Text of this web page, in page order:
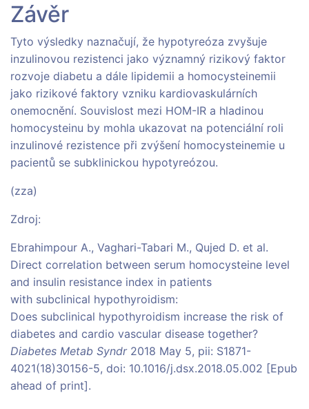
Závěr
Tyto výsledky naznačují, že hypotyreóza zvyšuje
inzulinovou rezistenci jako významný rizikový faktor
rozvoje diabetu a dále lipidemii a homocysteinemii
jako rizikové faktory vzniku kardiovaskulárních
onemocnění. Souvislost mezi HOM-IR a hladinou
homocysteinu by mohla ukazovat na potenciální roli
inzulinové rezistence při zvýšení homocysteinemie u
pacientů se subklinickou hypotyreózou.
(zza)
Zdroj:
Ebrahimpour A., Vaghari-Tabari M., Qujed D. et al.
Direct correlation between serum homocysteine level
and insulin resistance index in patients
with subclinical hypothyroidism:
Does subclinical hypothyroidism increase the risk of
diabetes and cardio vascular disease together?
Diabetes Metab Syndr2018 May 5, pii: S1871-
4021(18)30156-5, doi: 10.1016/j.dsx.2018.05.002 [Epub
ahead of print].